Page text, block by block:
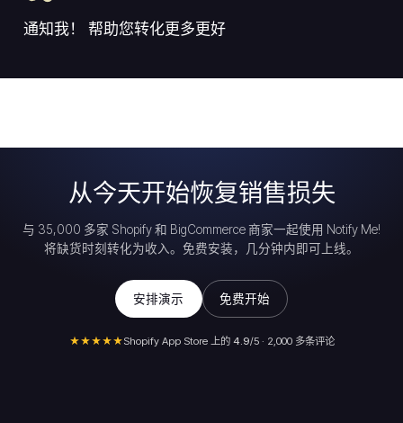
通知我！ 帮助您转化更多更好
从今天开始恢复销售损失
与 35,000 多家 Shopify 和 BigCommerce 商家一起使用 Notify Me!
将缺货时刻转化为收入。免费安装，几分钟内即可上线。
安排演示 免费开始
★★★★★Shopify App Store 上的 4.9/5 · 2,000 多条评论